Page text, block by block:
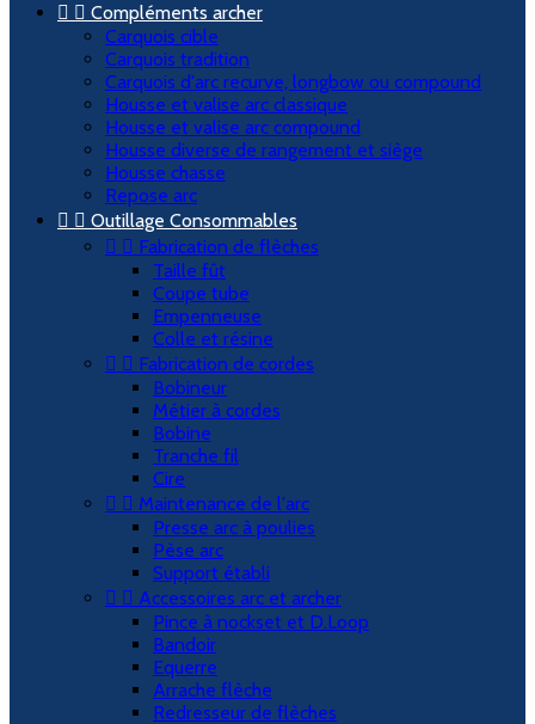
  Compléments archer
Carquois cible
Carquois tradition
Carquois d'arc recurve, longbow ou compound
Housse et valise arc classique
Housse et valise arc compound
Housse diverse de rangement et siège
Housse chasse
Repose arc
  Outillage Consommables
  Fabrication de flèches
Taille fût
Coupe tube
Empenneuse
Colle et résine
  Fabrication de cordes
Bobineur
Métier à cordes
Bobine
Tranche fil
Cire
  Maintenance de l'arc
Presse arc à poulies
Pèse arc
Support établi
  Accessoires arc et archer
Pince à nockset et D.Loop
Bandoir
Equerre
Arrache flèche
Redresseur de flèches